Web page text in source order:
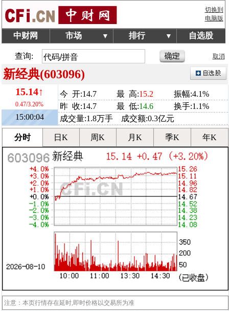
切换到
电脑版
中财网 市场 ▼ 排行 ▼ 自选股
查询: 取消
新经典(603096)
15.14↑
0.47/3.20%
15:00:04
今 开:14.7 最 高:15.2
振幅:4.1%
昨 收:14.7
最 低:14.6
换手:1.1%
成交量:1.8万手 成交额:0.3亿元
分时 日K 周K 月K 季K 年K
注意：本页行情存在延时,即时价格以交易所为准